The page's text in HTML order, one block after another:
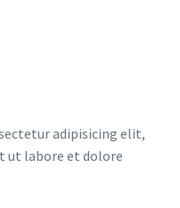
adipisicing elit,
ut labore et dolore